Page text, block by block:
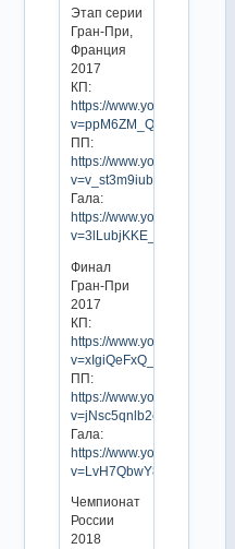
Этап серии
Гран-При,
Франция
2017
КП:
https://www.youtube.com/
v=ppM6ZM_QMx0
ПП:
https://www.youtube.com/
v=v_st3m9iubI
Гала:
https://www.youtube.com/
v=3lLubjKKE_Y
Финал
Гран-При
2017
КП:
https://www.youtube.com/
v=xIgiQeFxQ_0
ПП:
https://www.youtube.com/
v=jNsc5qnlb2c
Гала:
https://www.youtube.com/
v=LvH7QbwY8ow
Чемпионат
России
2018